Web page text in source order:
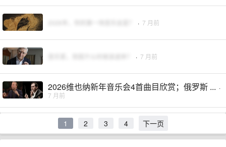
· 7 月前
· 7 月前
2026维也纳新年音乐会4首曲目欣赏；俄罗斯 ... ·
7 月前
1 2 3 4 下一页